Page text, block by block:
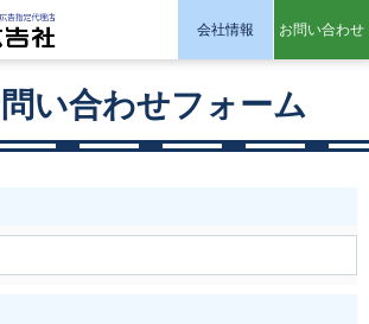
会社情報 お問い合わせ
い合わせフォーム